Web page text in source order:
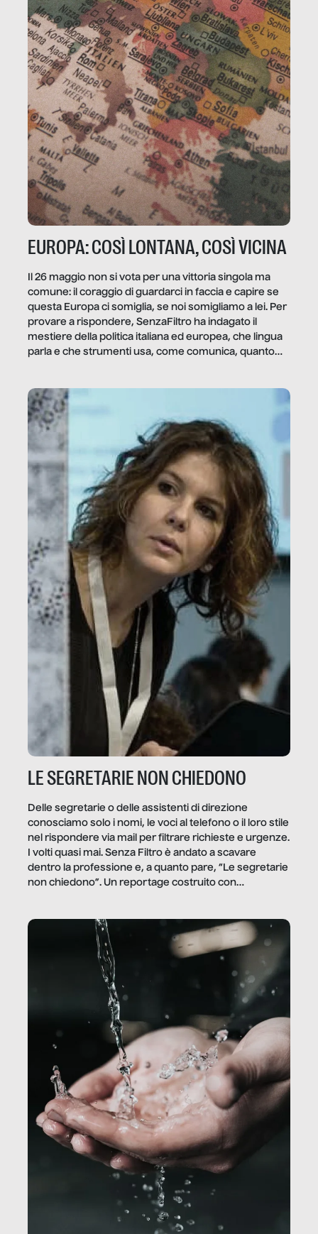
EUROPA: COSÌ LONTANA, COSÌ VICINA
Il 26 maggio non si vota per una vittoria singola ma
comune: il coraggio di guardarci in faccia e capire se
questa Europa ci somiglia, se noi somigliamo a lei. Per
provare a rispondere, SenzaFiltro ha indagato il
mestiere della politica italiana ed europea, che lingua
parla e che strumenti usa, come comunica, quanto
LE SEGRETARIE NON CHIEDONO
Delle segretarie o delle assistenti di direzione
conosciamo solo i nomi, le voci al telefono o il loro stile
nel rispondere via mail per filtrare richieste e urgenze.
I volti quasi mai. Senza Filtro è andato a scavare
dentro la professione e, a quanto pare, “Le segretarie
non chiedono”. Un reportage costruito con